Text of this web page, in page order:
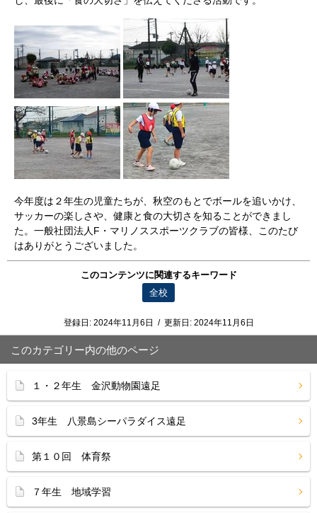
今年度は２年生の児童たちが、秋空のもとでボールを追いかけ、
サッカーの楽しさや、健康と食の大切さを知ることができまし
た。一般社団法人F・マリノススポーツクラブの皆様、このたび
はありがとうございました。
このコンテンツに関連するキーワード
全校
登録日: 2024年11月6日 / 更新日: 2024年11月6日
このカテゴリー内の他のページ
１・２年生 金沢動物園遠足
3年生 八景島シーパラダイス遠足
第１０回 体育祭
７年生 地域学習